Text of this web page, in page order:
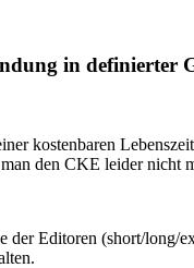
in definierter
kostenbaren
den CKE leider nicht
der Editoren (short/long/